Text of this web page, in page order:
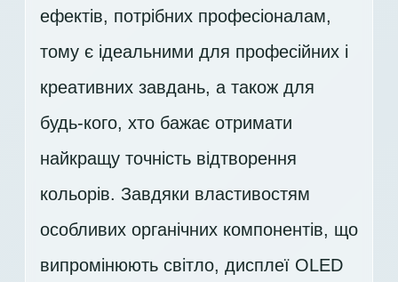
ефектів, потрібних професіоналам,
тому є ідеальними для професійних і
креативних завдань, а також для
будь-кого, хто бажає отримати
найкращу точність відтворення
кольорів. Завдяки властивостям
особливих органічних компонентів, що
випромінюють світло, дисплеї OLED